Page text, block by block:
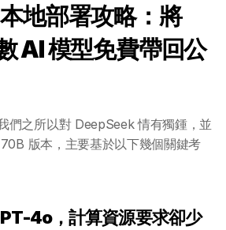
地部署攻略：將
AI 模型免費帶回公
們之所以對 DeepSeek 情有獨鍾，並
版本，主要基於以下幾個關鍵考
4o，計算資源要求卻少